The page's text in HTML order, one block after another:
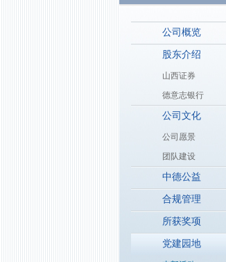
公司概览
股东介绍
山西证券
德意志银行
公司文化
公司愿景
团队建设
中德公益
合规管理
所获奖项
党建园地